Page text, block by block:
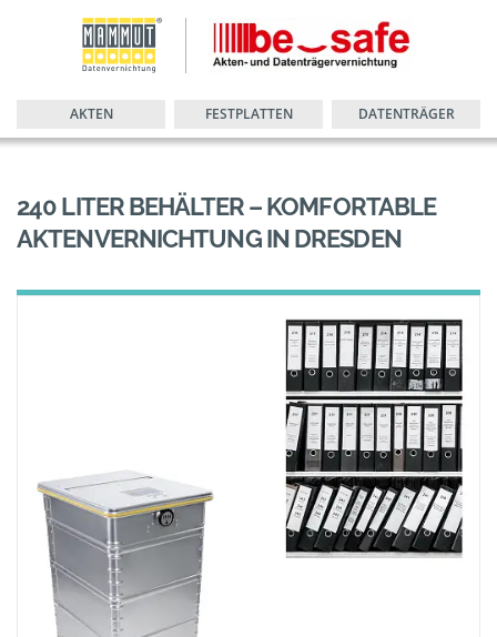
AKTEN FESTPLATTEN DATENTRÄGER
240 LITER BEHÄLTER – KOMFORTABLE
AKTENVERNICHTUNG IN DRESDEN